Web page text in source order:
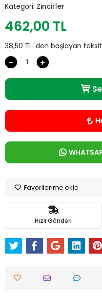
Kategori: Zincirler
462,00 TL
38,50 TL 'den başlayan
Favorilerime ekle
Hızlı Gönderi